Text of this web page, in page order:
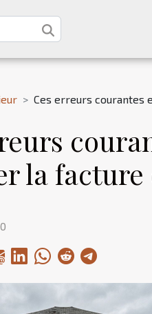
Ces erreurs courantes
la